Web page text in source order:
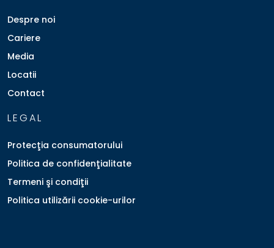
Despre noi
Cariere
Media
Locatii
Contact
LEGAL
Protecţia consumatorului
Politica de confidenţialitate
Termeni şi condiţii
Politica utilizării cookie-urilor